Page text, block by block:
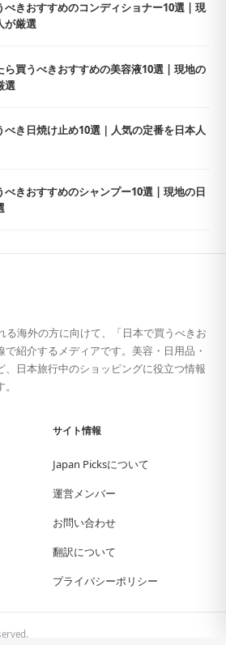
べきおすすめのコンディショナー10選 | 現
が厳選
ら買うべきおすすめの美容液10選 | 現地の
選
べき日焼け止め10選｜人気の定番を日本人
べきおすすめのシャンプー10選 | 現地の日
る海外の方に向けて、「日本で買うべきお
紹介するメディアです。美容・日用品・
、日本旅行中のショッピングに役立つ情報
サイト情報
Japan Picksについて
運営メンバー
お問い合わせ
翻訳について
プライバシーポリシー